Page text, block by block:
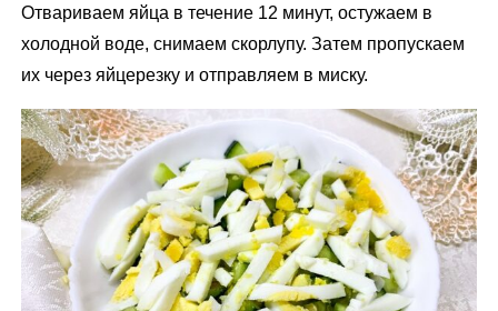
Отвариваем яйца в течение 12 минут, остужаем в
холодной воде, снимаем скорлупу. Затем пропускаем
их через яйцерезку и отправляем в миску.